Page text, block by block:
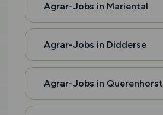
Agrar-Jobs in Mariental
Agrar-Jobs in Didderse
Agrar-Jobs in Querenhorst